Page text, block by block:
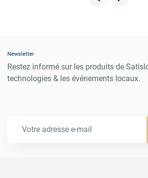
Newsletter
Restez informé sur les produits de
technologies & les événements locaux.